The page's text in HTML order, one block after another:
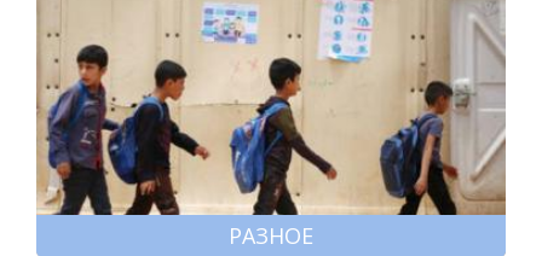
РАЗНОЕ